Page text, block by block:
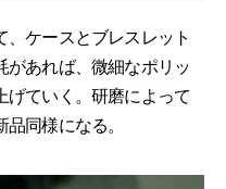
ケースとブレスレット
があれば、微細なポリッ
げていく。研磨によって
同様になる。